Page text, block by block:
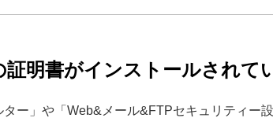
明書がインストールされて
ター」や「Web&メール&FTPセキュリティー